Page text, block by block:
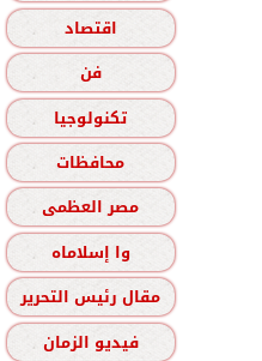
اقتصاد
فن
تكنولوجيا
محافظات
مصر العظمى
وا إسلاماه
مقال رئيس التحرير
فيديو الزمان